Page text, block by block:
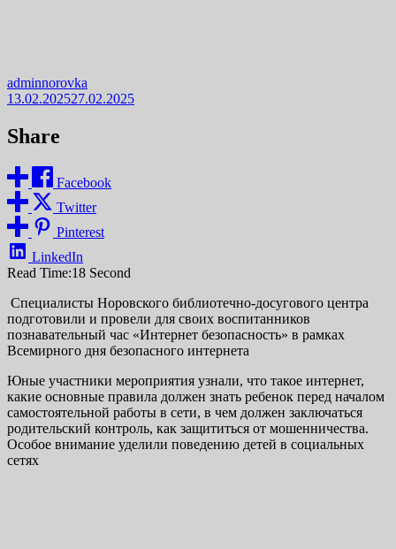
adminnorovka
13.02.202527.02.2025
Share
Facebook
Twitter
Pinterest
LinkedIn
Read Time:18 Second
️ Специалисты Норовского библиотечно-досугового центра
подготовили и провели для своих воспитанников
познавательный час «Интернет безопасность» в рамках
Всемирного дня безопасного интернета
Юные участники мероприятия узнали, что такое интернет,
какие основные правила должен знать ребенок перед началом
самостоятельной работы в сети, в чем должен заключаться
родительский контроль, как защититься от мошенничества.
Особое внимание уделили поведению детей в социальных
сетях